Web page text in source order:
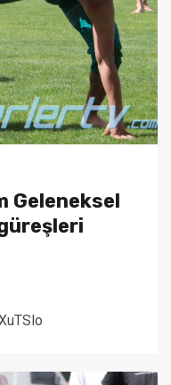
Geleneksel